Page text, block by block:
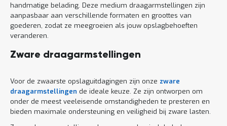
handmatige belading. Deze medium draagarmstellingen zijn
aanpasbaar aan verschillende formaten en groottes van
goederen, zodat ze meegroeien als jouw opslagbehoeften
veranderen.
Zware draagarmstellingen
Voor de zwaarste opslaguitdagingen zijn onze zware
draagarmstellingen de ideale keuze. Ze zijn ontworpen om
onder de meest veeleisende omstandigheden te presteren en
bieden maximale ondersteuning en veiligheid bij zware lasten.